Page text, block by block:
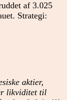
af 3.025
Strategi:
aktier,
likviditet til